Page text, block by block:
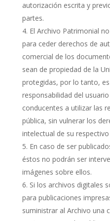
autorización escrita y
partes.
El Archivo Patrimonial
para ceder derechos de
comercial de los
sean de propiedad de la
protegidas, por lo tanto,
responsabilidad del
conducentes a utilizar las
pública, sin vulnerar los
intelectual de su
En caso de ser
éstos no podrán ser
imágenes sobre ellos.
Si los archivos digitales
para publicaciones
suministrar al Archivo una